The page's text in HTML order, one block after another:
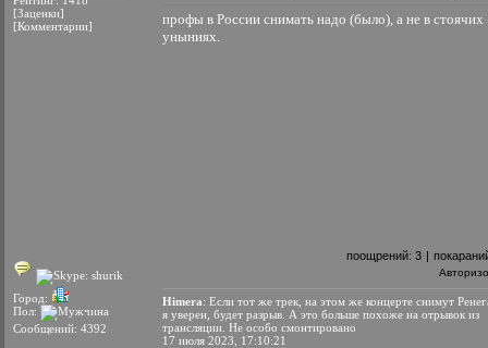
[Заценки]
[Комментарии]
Город:
Пол:
Сообщений: 4392
профы в России снимать надо (было), а не в стоячих
уныниях.
поощрений: 3 |
Himera: Если тот же трек, на этом же концерте снимут
я уверен, будет разрыв. А это больше похоже на отрывок из
трансляции. Не особо смонтировано
17 июля 2023, 17:10:21